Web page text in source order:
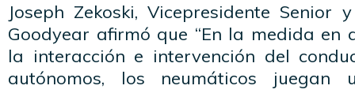
Joseph Zekoski, Vicepresidente Senior
Goodyear afirmó que “En la medida en
la interacción e intervención del
autónomos, los neumáticos